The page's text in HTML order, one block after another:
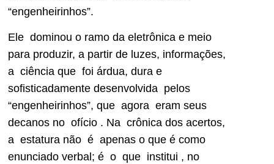
“engenheirinhos”.
Ele dominou o ramo da eletrônica e meio
para produzir, a partir de luzes, informações,
a ciência que foi árdua, dura e
sofisticadamente desenvolvida pelos
“engenheirinhos”, que agora eram seus
decanos no ofício . Na crônica dos acertos,
a estatura não é apenas o que é como
enunciado verbal; é o que institui , no